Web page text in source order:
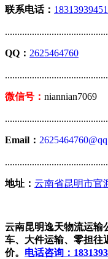
联系电话： 18313939451
QQ： 2625464760
微信号： niannian7069
Email：
地址： 云南省昆明市官
云南昆明逸天物流运输
车、大件运输、零担往
价。 电话咨询：